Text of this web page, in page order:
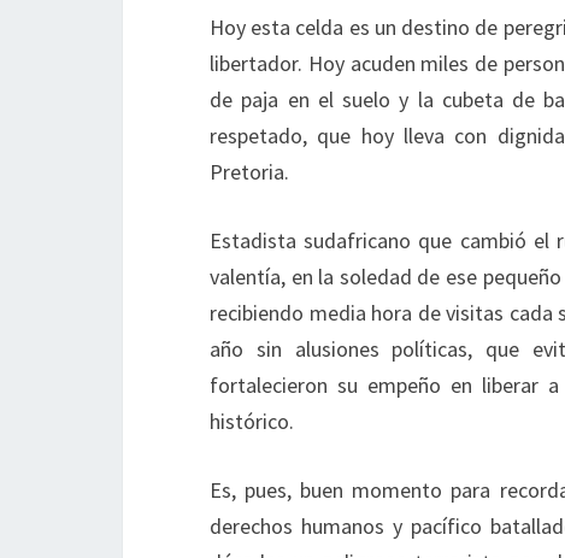
Hoy esta celda es un destino de
libertador. Hoy acuden miles de
de paja en el suelo y la cubeta de
respetado, que hoy lleva con
Pretoria.
Estadista sudafricano que cambió el
valentía, en la soledad de ese
recibiendo media hora de visitas
año sin alusiones políticas, que
fortalecieron su empeño en liberar
histórico.
Es, pues, buen momento para
derechos humanos y pacífico